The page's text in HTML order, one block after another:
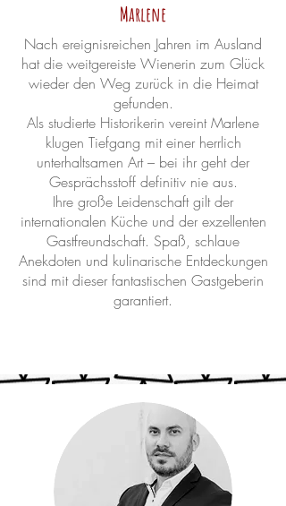
Marlene
Nach ereignisreichen Jahren im Ausland
hat die weitgereiste Wienerin zum Glück
wieder den Weg zurück in die Heimat
gefunden.
Als studierte Historikerin vereint Marlene
klugen Tiefgang mit einer herrlich
unterhaltsamen Art – bei ihr geht der
Gesprächsstoff definitiv nie aus.
Ihre große Leidenschaft gilt der
internationalen Küche und der exzellenten
Gastfreundschaft. Spaß, schlaue
Anekdoten und kulinarische Entdeckungen
sind mit dieser fantastischen Gastgeberin
garantiert.